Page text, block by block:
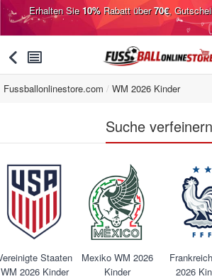
Erhalten Sie10%Rabatt über70€,
󰅯 󰂩
Fussballonlinestore.com WM 2026 Kinder
Suche verfeinern
Staaten
WM 2026 Kinder
Mexiko WM 2026
Kinder
2026